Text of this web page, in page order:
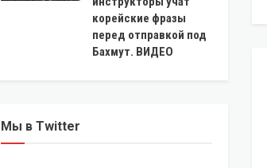
корейские фразы
перед отправкой под
Бахмут. ВИДЕО
Мы в Twitter